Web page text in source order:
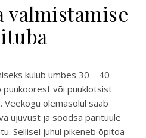
valmistamise
kulub umbes 30 – 40
puukoorest või puuklotsist
Veekogu olemasolul saab
ujuvust ja soodsa pärituule
Sellisel juhul pikeneb õpitoa